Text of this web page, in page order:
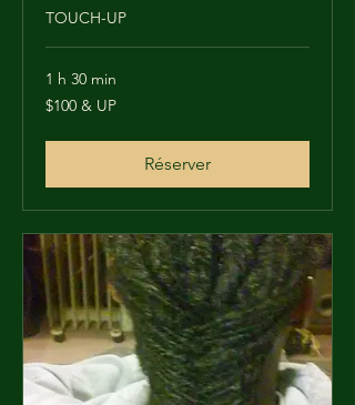
TOUCH-UP
1 h 30 min
$100
&
$100 & UP
Réserver